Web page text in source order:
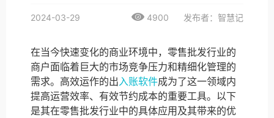
2024-03-29 4900 发布者：智慧记
在当今快速变化的商业环境中，零售批发行业的
商户面临着巨大的市场竞争压力和精细化管理的
需求。高效运作的出入账软件成为了这一领域内
提高运营效率、有效节约成本的重要工具。以下
是其在零售批发行业中的具体应用及其带来的优